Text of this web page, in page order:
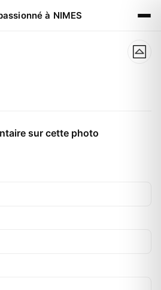
à NIMES
sur cette photo